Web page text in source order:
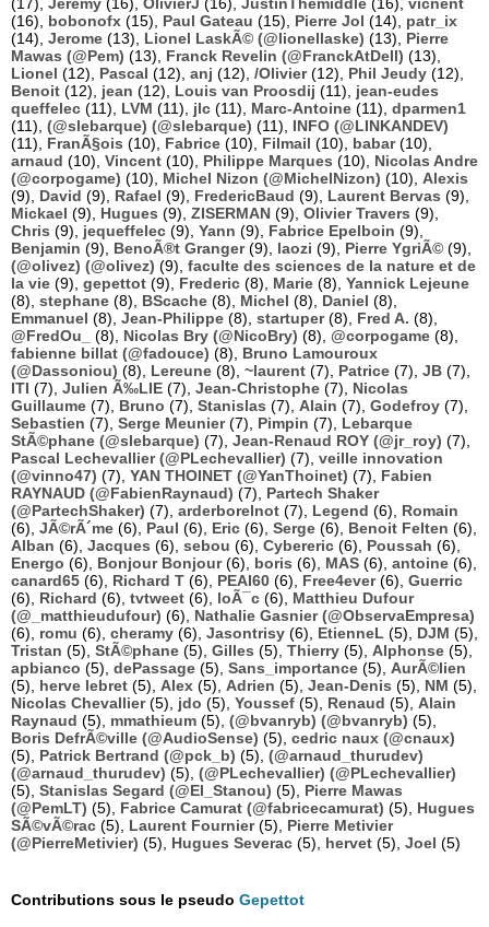
(16), bobonofx (15), Paul Gateau (15), Pierre Jol (14), patr_ix
(14), Jerome (13), Lionel LaskÃ© (@lionellaske) (13), Pierre
Mawas (@Pem) (13), Franck Revelin (@FranckAtDell) (13),
Lionel (12), Pascal (12), anj (12), /Olivier(12), Phil Jeudy (12),
Benoit (12), jean (12), Louis van Proosdij (11), jean-eudes
queffelec (11), LVM (11), jlc (11), Marc-Antoine (11), dparmen1
(11), (@slebarque) (@slebarque) (11), INFO (@LINKANDEV)
(11), FranÃ§ois (10), Fabrice (10), Filmail (10), babar(10),
arnaud (10), Vincent (10), Philippe Marques (10), Nicolas Andre
(@corpogame) (10), Michel Nizon (@MichelNizon) (10), Alexis
(9), David (9), Rafael (9), FredericBaud (9), Laurent Bervas (9),
Mickael (9), Hugues (9), ZISERMAN (9), Olivier Travers (9),
Chris (9), jequeffelec (9), Yann (9), Fabrice Epelboin (9),
Benjamin (9), BenoÃ®t Granger(9), laozi (9), Pierre YgriÃ© (9),
(@olivez) (@olivez) (9), faculte des sciences de la nature et de
la vie (9), gepettot (9), Frederic (8), Marie (8), Yannick Lejeune
(8), stephane (8), BScache (8), Michel (8), Daniel (8),
Emmanuel (8), Jean-Philippe (8), startuper(8), Fred A. (8),
@FredOu_
(8), Nicolas Bry (@NicoBry) (8), @corpogame (8),
fabienne billat (@fadouce) (8), Bruno Lamouroux
(@Dassoniou) (8), Lereune (8), ~laurent (7), Patrice (7), JB (7),
ITI (7), Julien Ã‰LIE (7), Jean-Christophe (7), Nicolas
Guillaume (7), Bruno (7), Stanislas (7), Alain (7), Godefroy (7),
Sebastien (7), Serge Meunier(7), Pimpin (7), Lebarque
StÃ©phane (@slebarque) (7), Jean-Renaud ROY (@jr_roy) (7),
Pascal Lechevallier (@PLechevallier) (7), veille innovation
(@vinno47) (7), YAN THOINET (@YanThoinet) (7), Fabien
RAYNAUD (@FabienRaynaud) (7), Partech Shaker
(@PartechShaker) (7), arderborelnot (7), Legend (6), Romain
(6), JÃ©rÃ´me (6), Paul (6), Eric (6), Serge (6), Benoit Felten (6),
Alban (6), Jacques (6), sebou (6), Cybereric (6), Poussah (6),
Energo (6), Bonjour Bonjour(6), boris (6), MAS (6), antoine (6),
canard65 (6), Richard T (6), PEAI60 (6), Free4ever(6), Guerric
(6), Richard (6), tvtweet (6), loÃ¯c (6), Matthieu Dufour
(@_matthieudufour) (6), Nathalie Gasnier (@ObservaEmpresa)
(6), romu (6), cheramy (6), Jasontrisy (6), EtienneL (5), DJM (5),
Tristan (5), StÃ©phane (5), Gilles (5), Thierry (5), Alphonse (5),
apbianco (5), dePassage (5), Sans_importance (5), AurÃ©lien
(5), herve lebret (5), Alex (5), Adrien (5), Jean-Denis (5), NM (5),
Nicolas Chevallier(5), jdo (5), Youssef (5), Renaud (5), Alain
Raynaud (5), mmathieum (5), (@bvanryb) (@bvanryb) (5),
Boris DefrÃ©ville (@AudioSense) (5), cedric naux (@cnaux)
(5), Patrick Bertrand (@pck_b) (5), (@arnaud_thurudev)
(@arnaud_thurudev) (5), (@PLechevallier) (@PLechevallier)
(5), Stanislas Segard (@El_Stanou) (5), Pierre Mawas
(@PemLT) (5), Fabrice Camurat (@fabricecamurat) (5), Hugues
SÃ©vÃ©rac (5), Laurent Fournier(5), Pierre Metivier
(@PierreMetivier) (5), Hugues Severac (5), hervet (5), Joel (5)
Contributions sous le pseudo Gepettot